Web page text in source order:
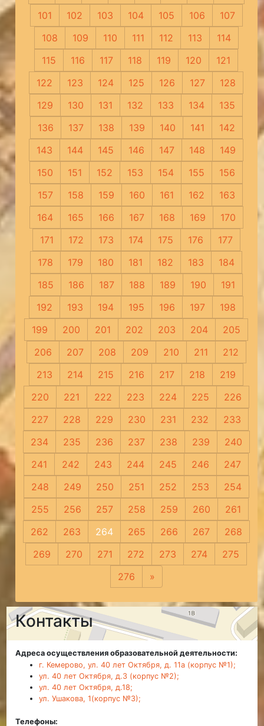
101
102 103 104 105 106
107
108
109 110 111 112 113
114
115
116 117 118 119 120
121
122
123 124 125 126 127
128
129
130 131 132 133 134
135
136
137 138 139 140 141
142
143
144 145 146 147 148
149
150
151 152 153 154 155
156
157
158 159 160 161 162
163
164
165 166 167 168 169
170
171
172 173 174 175 176
177
178
179 180 181 182 183
184
185
186 187 188 189 190
191
192
193 194 195 196 197
198
199
200 201 202 203 204
205
206
207 208 209 210 211
212
213
214 215 216 217 218
219
220
221 222 223 224 225
226
227
228 229 230 231 232
233
234
235 236 237 238 239
240
241
242 243 244 245 246
247
248
249 250 251 252 253
254
255
256 257 258 259 260
261
262
263 264 265 266 267
268
269
270 271 272 273 274
275
276
»
Контакты
Адреса осуществления образовательной деятельности:
г. Кемерово, ул. 40 лет Октября, д. 11а (корпус №1);
ул. 40 лет Октября, д.3 (корпус №2);
ул. 40 лет Октября, д.18;
ул. Ушакова, 1(корпус №3);
Телефоны: